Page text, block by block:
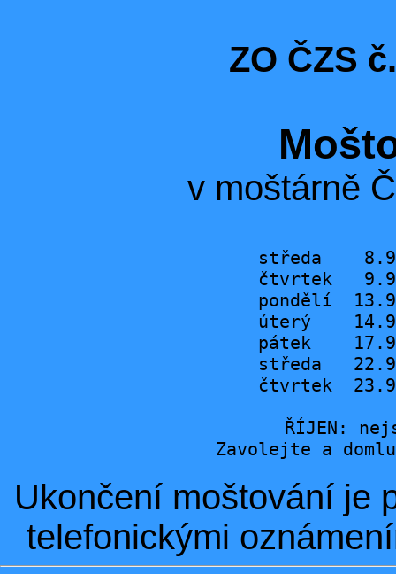
ZO ČZS
v moštárně
středa
čtvrtek
pondělí
úterý
pátek
středa
čtvrtek
ŘÍJEN:
Ukončení moštování je
telefonickými